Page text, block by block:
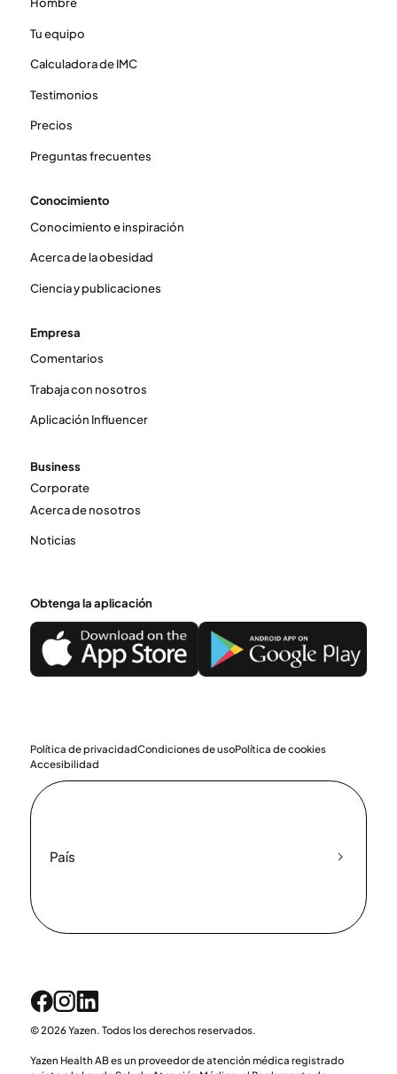
Tu equipo
Calculadora de IMC
Testimonios
Precios
Preguntas frecuentes
Conocimiento
Conocimiento e inspiración
Acerca de la obesidad
Ciencia y publicaciones
Empresa
Comentarios
Trabaja con nosotros
Aplicación Influencer
Business
Corporate
Acerca de nosotros
Noticias
Obtenga la aplicación
Política de privacidadCondiciones de usoPolítica de cookies
Accesibilidad
País
© 2026 Yazen. Todos los derechos reservados.
Yazen Health AB es un proveedor de atención médica registrado